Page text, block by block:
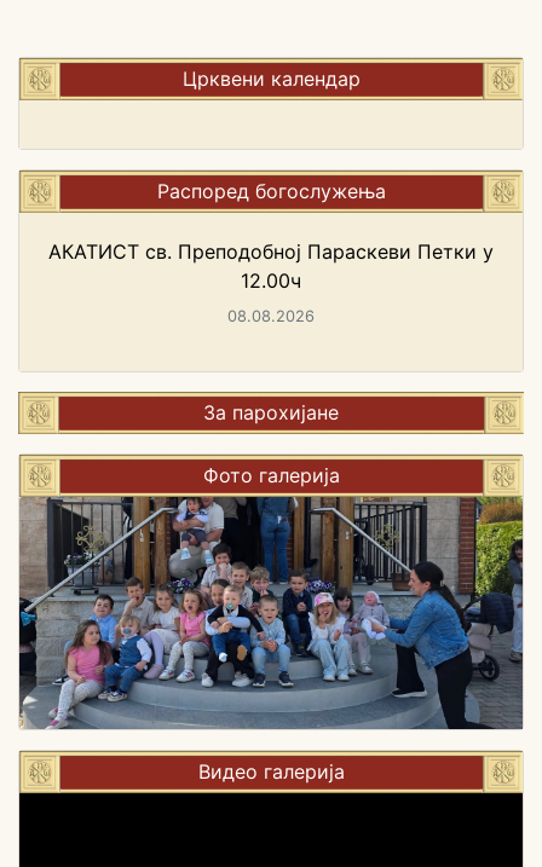
Црквени календар
Распоред богослужења
АКАТИСТ св. Преподобној Параскеви Петки у
12.00ч
08.08.2026
За парохијане
Фото галерија
Видео галерија